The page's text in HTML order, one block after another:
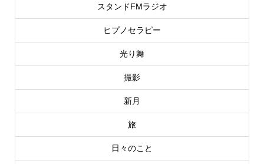
スタンドFMラジオ
ヒプノセラピー
光り舞
撮影
新月
旅
日々のこと